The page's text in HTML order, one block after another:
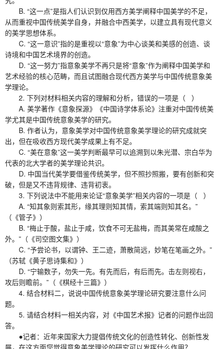
B. “这一点”是指人们认识到仅用西方美学阐释中国美学的不足，
从而重视中国传统美学自身，并融合中西美学，以建立具有现代意义
的美学思想体系。
C. “这一意识”指的是重视以“意象”为中心谈美和美感的创造、谈
诗境和中国艺术境界的创造。
D. “这一努力”指意象美学不再只是将“意象”作为阐释中国美学和
艺术经验的核心范畴，而且试图融合现代西方美学与中国传统意象美
学理论。
2. 下列对材料相关内容的理解和分析，错误的一项是（ ）
A. 美学著作《意象探源》《中国诗学体系论》注重对中国传统美
学尤其是中国传统意象美学的研究。
B. 作者认为，意象美学对中国传统意象美学理论的研究成就突
出，但在吸收西方现代美学成果上有不足。
C. “美在意象”这一美学判断最早可以追溯到以朱光潜、宗白华为
代表的北大学者的美学理论共识。
D. 中国当代美学要借鉴传统美学，但不照抄照搬，要有创新和突
破，但是又不违背规律、违背初衷。
3. 下列说法中不能用来论证“意象美学”相关内容的一项是（ ）
A. “知其象则索其形，缘其理则知其情，索其端则知其名。”
（《管子》）
B. “梅止于酸，盐止于咸，饮食不可无盐梅，而其美常在咸酸之
外。”（《司空图文集》）
C. “予尝论书，以谓钟、王二迹，萧散简远，妙笔在笔画之外。”
（苏轼《黄子思诗集和》）
D. “宁输数子，勿失一先。有先而后，有后而先。击左则视右，
攻后则瞻前。”（《棋经十三篇》）
4. 结合材料二，说说中国传统意象美学理论研究要注意什么问
题。
5. 请结合材料一相关内容，对《中国艺术报》记者的问题作出回
答。
●记者：近年来国家大力提倡传统文化的创造性转化、创新性发
展，在这方面您觉得意象美学理论的研究可以发挥什么作用？